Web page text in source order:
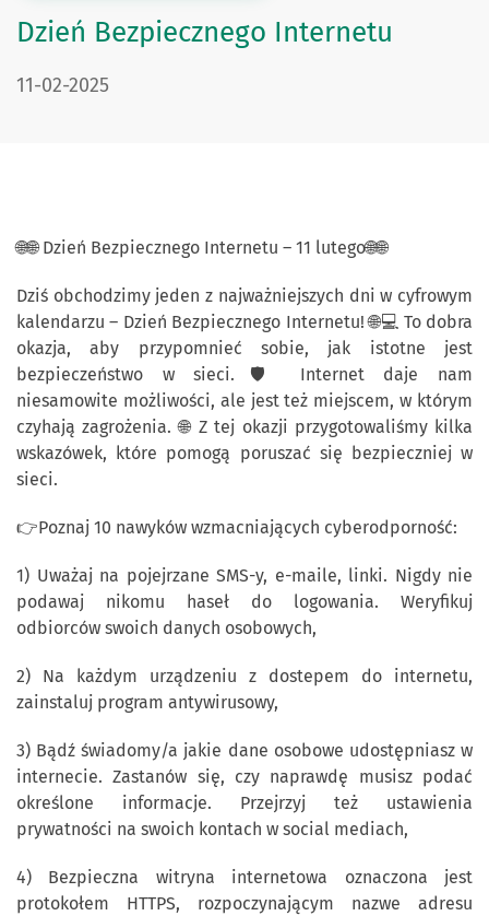
Dzień Bezpiecznego Internetu
DATA PUBLIKACJI:
11-02-2025
🌐🌐 Dzień Bezpiecznego Internetu – 11 lutego🌐🌐
Dziś obchodzimy jeden z najważniejszych dni w cyfrowym
kalendarzu – Dzień Bezpiecznego Internetu! 🌐💻 To dobra
okazja, aby przypomnieć sobie, jak istotne jest
bezpieczeństwo w sieci.🛡 Internet daje nam
niesamowite możliwości, ale jest też miejscem, w którym
czyhają zagrożenia. 🌐 Z tej okazji przygotowaliśmy kilka
wskazówek, które pomogą poruszać się bezpieczniej w
sieci.
👉Poznaj 10 nawyków wzmacniających cyberodporność:
1) Uważaj na pojejrzane SMS-y, e-maile, linki. Nigdy nie
podawaj nikomu haseł do logowania. Weryfikuj
odbiorców swoich danych osobowych,
2) Na każdym urządzeniu z dostepem do internetu,
zainstaluj program antywirusowy,
3) Bądź świadomy/a jakie dane osobowe udostępniasz w
internecie. Zastanów się, czy naprawdę musisz podać
określone informacje. Przejrzyj też ustawienia
prywatności na swoich kontach w social mediach,
4) Bezpieczna witryna internetowa oznaczona jest
protokołem HTTPS, rozpoczynającym nazwe adresu